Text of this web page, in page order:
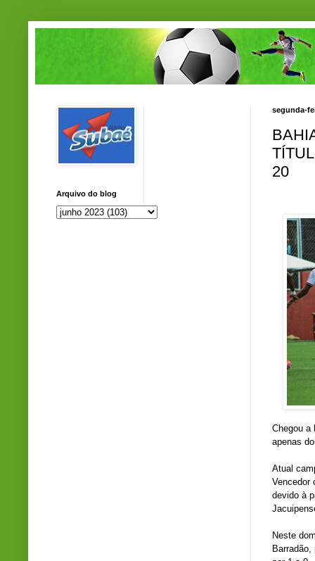
segunda-
20
Chegou a
apenas
Atual
Vencedor
devido à
Neste
Arquivo do blog